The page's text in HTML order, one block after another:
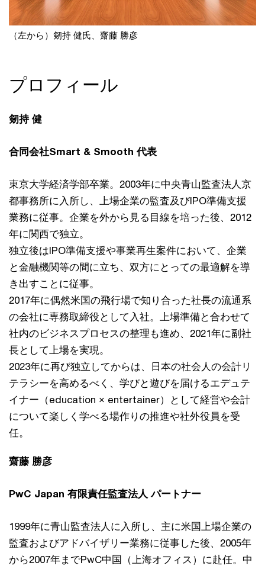
（左から）剱持 健氏、齋藤 勝彦
プロフィール
剱持 健
合同会社Smart & Smooth 代表
東京大学経済学部卒業。2003年に中央青山監査法人京
都事務所に入所し、上場企業の監査及びIPO準備支援
業務に従事。企業を外から見る目線を培った後、2012
年に関西で独立。
独立後はIPO準備支援や事業再生案件において、企業
と金融機関等の間に立ち、双方にとっての最適解を導
き出すことに従事。
2017年に偶然米国の飛行場で知り合った社長の流通系
の会社に専務取締役として入社。上場準備と合わせて
社内のビジネスプロセスの整理も進め、2021年に副社
長として上場を実現。
2023年に再び独立してからは、日本の社会人の会計リ
テラシーを高めるべく、学びと遊びを届けるエデュテ
イナー（education × entertainer）として経営や会計
について楽しく学べる場作りの推進や社外役員を受
任。
齋藤 勝彦
PwC Japan 有限責任監査法人 パートナー
1999年に青山監査法人に入所し、主に米国上場企業の
監査およびアドバイザリー業務に従事した後、2005年
から2007年までPwC中国（上海オフィス）に赴任。中